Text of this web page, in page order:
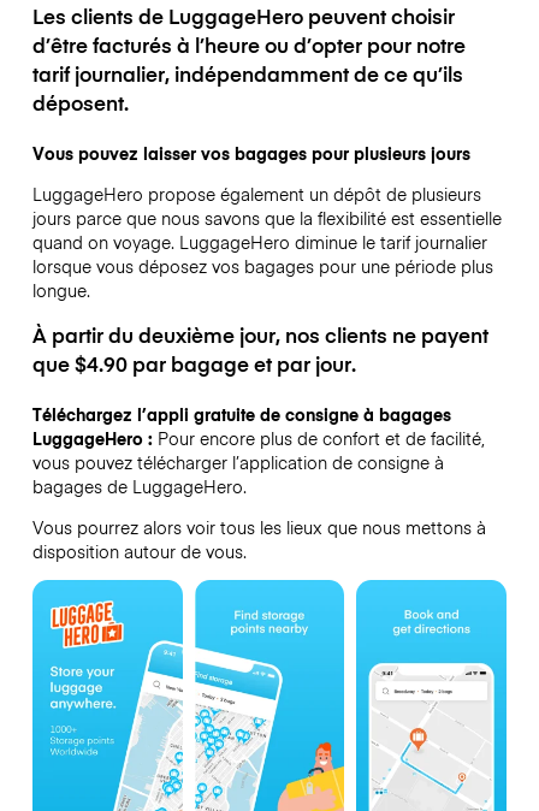
Les clients de LuggageHero peuvent choisir
d’être facturés à l’heure ou d’opter pour notre
tarif journalier, indépendamment de ce qu’ils
déposent.
Vous pouvez laisser vos bagages pour plusieurs jours
LuggageHero propose également un dépôt de plusieurs
jours parce que nous savons que la flexibilité est essentielle
quand on voyage. LuggageHero diminue le tarif journalier
lorsque vous déposez vos bagages pour une période plus
longue.
À partir du deuxième jour, nos clients ne payent
que $4.90 par bagage et par jour.
Téléchargez l’appli gratuite de consigne à bagages
LuggageHero :Pour encore plus de confort et de facilité,
vous pouvez télécharger l’application de consigne à
bagages de LuggageHero.
Vous pourrez alors voir tous les lieux que nous mettons à
disposition autour de vous.